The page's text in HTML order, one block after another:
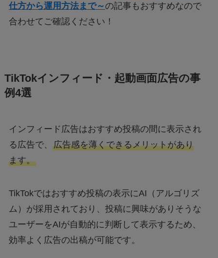
仕方から運用方法まで～の記事もおすすめなので
合わせてご確認ください！
TikTokインフィード・起動画面広告の事
例4選
インフィード広告はおすすめ投稿の間に表示され
る広告で、 広告感を薄くできるメリットがあり
ます。
TikTokではおすすめ投稿の表示にAI（アルゴリズ
ム）が採用されており、投稿に興味がありそうな
ユーザーをAIが自動的に判断して表示するため、
効率よく広告の出稿が可能です。